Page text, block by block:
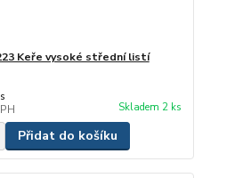
Keře vysoké střední listí
Skladem 2 ks
Přidat do košíku